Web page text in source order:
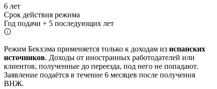
6 лет
Срок действия режима
Год подачи + 5 последующих лет
Режим Бекхэма применяется только к доходам из испанских
источников. Доходы от иностранных работодателей или
клиентов, полученные до переезда, под него не попадают.
Заявление подаётся в течение 6 месяцев после получения
ВНЖ.